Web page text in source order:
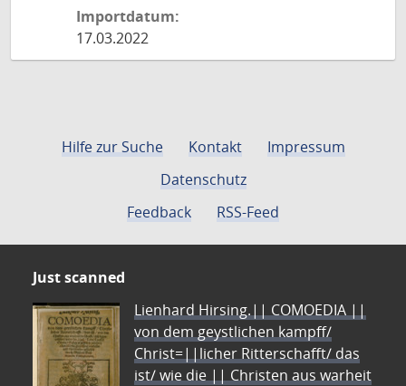
Importdatum:
17.03.2022
Hilfe zur Suche Kontakt
Impressum
Datenschutz
Feedback
RSS-Feed
Just scanned
Lienhard Hirsing.|| COMOEDIA ||
von dem geystlichen kampff/
Christ=||licher Ritterschafft/ das
ist/ wie die || Christen aus warheit